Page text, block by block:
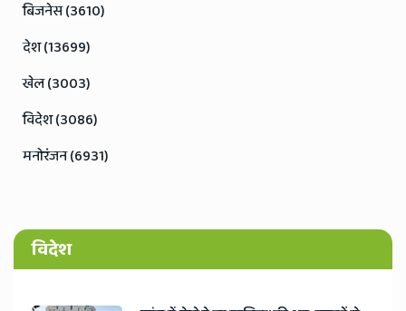
बिजनेस (3610)
देश (13699)
खेल (3003)
विदेश (3086)
मनोरंजन (6931)
विदेश